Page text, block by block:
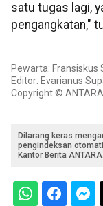
satu tugas lagi,
pengangkatan,"
Pewarta: Fransiskus
Editor: Evarianus
Copyright ©
Dilarang keras
pengindeksan
Kantor Berita ANTARA.